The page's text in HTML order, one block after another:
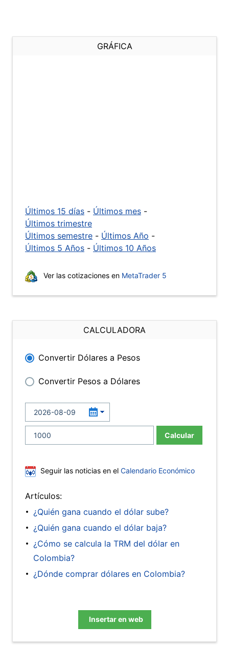
GRÁFICA
Últimos 15 días - Últimos mes -
Últimos trimestre
Últimos semestre - Últimos Año -
Últimos 5 Años - Últimos 10 Años
Ver las cotizaciones en MetaTrader 5
CALCULADORA
Convertir Dólares a Pesos
Convertir Pesos a Dólares
Calcular
Seguir las noticias en el Calendario Económico
Artículos:
¿Quién gana cuando el dólar sube?
¿Quién gana cuando el dólar baja?
¿Cómo se calcula la TRM del dólar en
Colombia?
¿Dónde comprar dólares en Colombia?
Insertar en web